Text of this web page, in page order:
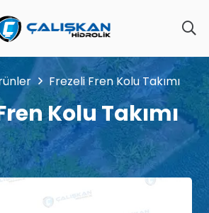
Frezeli Fren Kolu Takımı
Kolu Takımı